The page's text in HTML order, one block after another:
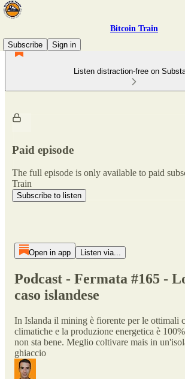
Bitcoin Train
Subscribe
Sign in
Listen distraction-free on
Paid episode
The full episode is only available to paid
Train
Subscribe to listen
Open in app Listen via...
Podcast - Fermata #165 -
caso islandese
In Islanda il mining è fiorente per le ottimali
climatiche e la produzione energetica è
non sta bene. Meglio coltivare mais in
ghiaccio